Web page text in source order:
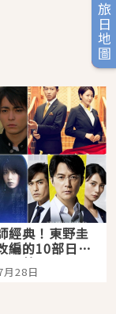
旅日地圖
經典！東野圭
編的10部日本
推薦
28日